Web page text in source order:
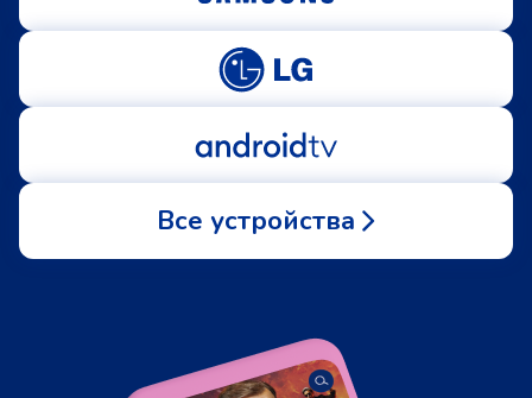
Все устройства